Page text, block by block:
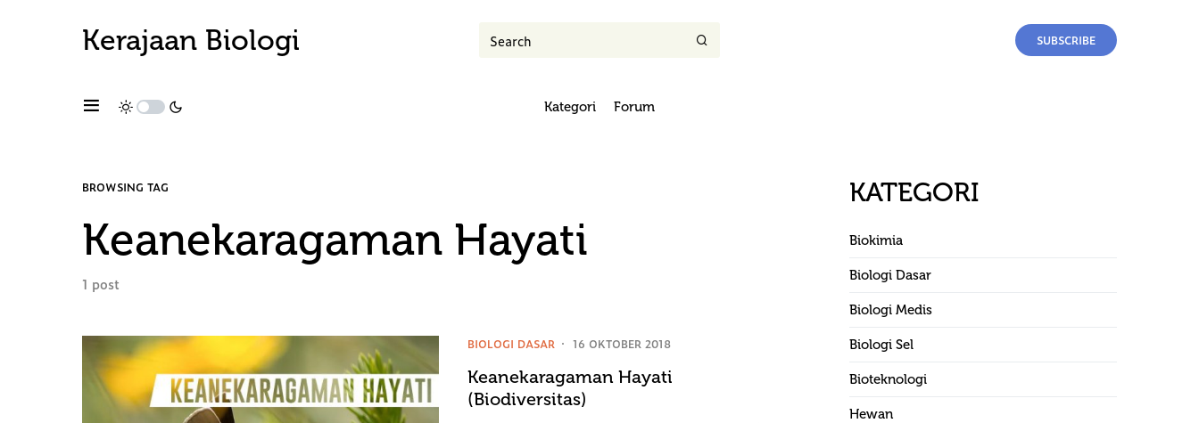
Kerajaan Biologi SUBSCRIBE
Kategori Forum
BROWSING TAG
Keanekaragaman Hayati
1 post
BIOLOGI DASAR 16 OKTOBER 2018
Keanekaragaman Hayati
(Biodiversitas)
KATEGORI
Biokimia
Biologi Dasar
Biologi Medis
Biologi Sel
Bioteknologi
Hewan